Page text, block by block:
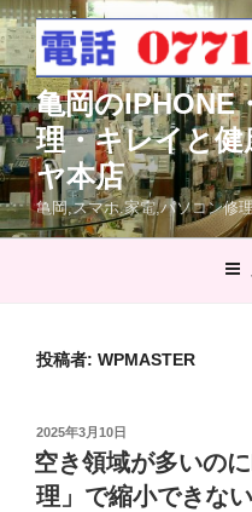
コ
ン
テ
ン
ツ
へ
ス
キ
ッ
亀岡のIPHONE
理・キレイと
ヤ本店
亀岡,スマホ.家電,パソコン修
投稿者: WPMASTER
投
稿
日:
2025年3月10日
空き領域が多いの
理」で縮小できな